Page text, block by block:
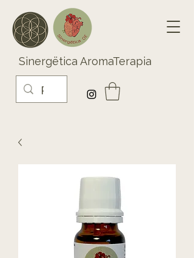
Sinergëtica AromaTerapia